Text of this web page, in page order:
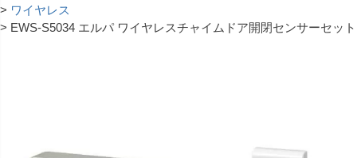
ワイヤレス
EWS-S5034 エルパ ワイヤレスチャイムドア開閉センサーセット